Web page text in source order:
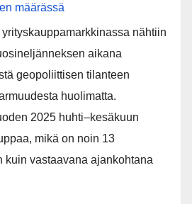
määrässä
nähtiin
aikana
geopoliittisen tilanteen
huolimatta.
2025 huhti–kesäkuun
mikä on noin 13
kuin vastaavana ajankohtana